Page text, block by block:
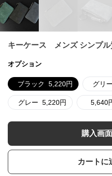
キーケース メンズ シンプル
オプション
ブラック 5,220円 グリ
グレー 5,220円 5,640
購入画
カートに